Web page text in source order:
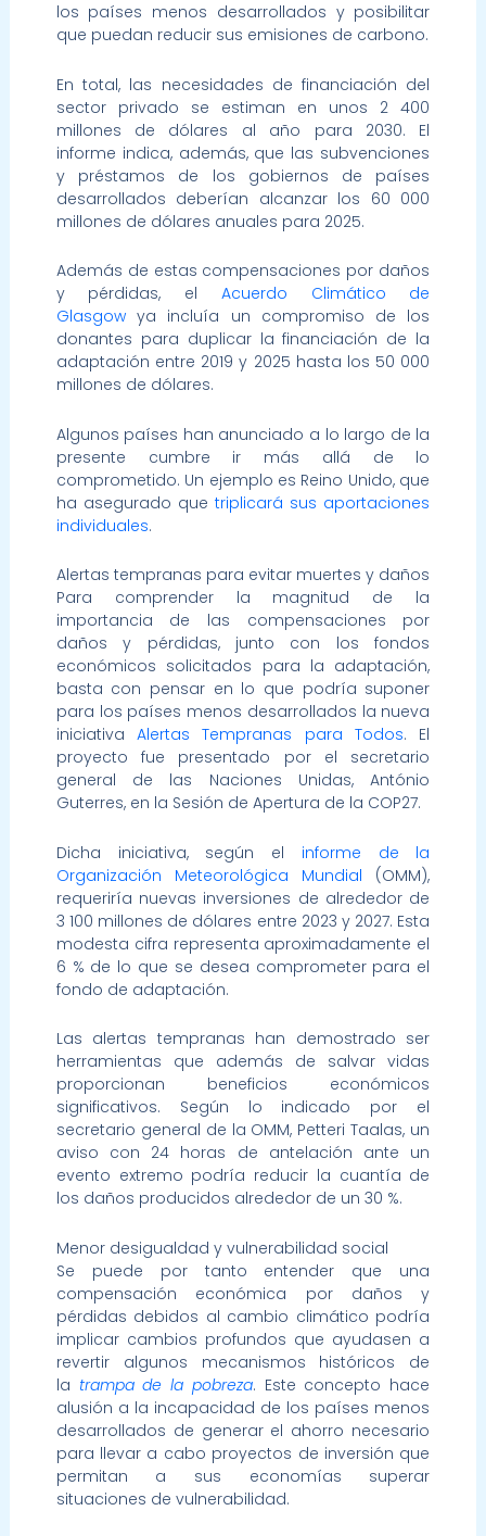
los países menos desarrollados y posibilitar
que puedan reducir sus emisiones de carbono.
En total, las necesidades de financiación del
sector privado se estiman en unos 2 400
millones de dólares al año para 2030. El
informe indica, además, que las subvenciones
y préstamos de los gobiernos de países
desarrollados deberían alcanzar los 60 000
millones de dólares anuales para 2025.
Además de estas compensaciones por daños
y pérdidas, el Acuerdo Climático de
Glasgowya incluía un compromiso de los
donantes para duplicar la financiación de la
adaptación entre 2019 y 2025 hasta los 50 000
millones de dólares.
Algunos países han anunciado a lo largo de la
presente cumbre ir más allá de lo
comprometido. Un ejemplo es Reino Unido, que
ha asegurado quetriplicará sus aportaciones
individuales.
Alertas tempranas para evitar muertes y daños
Para comprender la magnitud de la
importancia de las compensaciones por
daños y pérdidas, junto con los fondos
económicos solicitados para la adaptación,
basta con pensar en lo que podría suponer
para los países menos desarrollados la nueva
iniciativaAlertas Tempranas para Todos. El
proyecto fue presentado por el secretario
general de las Naciones Unidas, António
Guterres, en la Sesión de Apertura de la COP27.
Dicha iniciativa, según el informe de la
Organización Meteorológica Mundial (OMM),
requeriría nuevas inversiones de alrededor de
3 100 millones de dólares entre 2023 y 2027. Esta
modesta cifra representa aproximadamente el
6 % de lo que se desea comprometer para el
fondo de adaptación.
Las alertas tempranas han demostrado ser
herramientas que además de salvar vidas
proporcionan beneficios económicos
significativos. Según lo indicado por el
secretario general de la OMM, Petteri Taalas, un
aviso con 24 horas de antelación ante un
evento extremo podría reducir la cuantía de
los daños producidos alrededor de un 30 %.
Menor desigualdad y vulnerabilidad social
Se puede por tanto entender que una
compensación económica por daños y
pérdidas debidos al cambio climático podría
implicar cambios profundos que ayudasen a
revertir algunos mecanismos históricos de
la trampa de la pobreza. Este concepto hace
alusión a la incapacidad de los países menos
desarrollados de generar el ahorro necesario
para llevar a cabo proyectos de inversión que
permitan a sus economías superar
situaciones de vulnerabilidad.